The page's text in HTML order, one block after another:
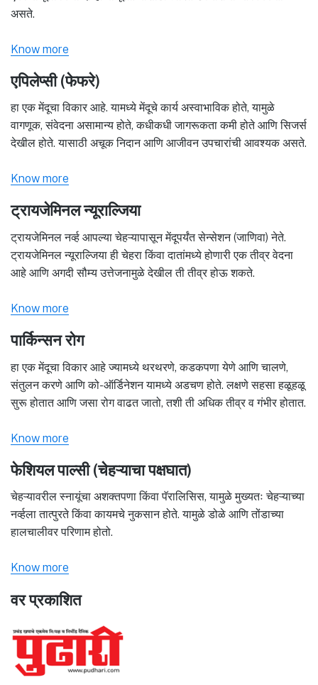
असते.
Know more
एपिलेप्सी (फेफरे)
हा एक मेंदूचा विकार आहे. यामध्ये मेंदूचे कार्य अस्वाभाविक होते, यामुळे
वागणूक, संवेदना असामान्य होते, कधीकधी जागरूकता कमी होते आणि सिजर्स
देखील होते. यासाठी अचूक निदान आणि आजीवन उपचारांची आवश्यक असते.
Know more
ट्रायजेमिनल न्यूराल्जिया
ट्रायजेमिनल नर्व्ह आपल्या चेहऱ्यापासून मेंदूपर्यंत सेन्सेशन (जाणिवा) नेते.
ट्रायजेमिनल न्यूराल्जिया ही चेहरा किंवा दातांमध्ये होणारी एक तीव्र वेदना
आहे आणि अगदी सौम्य उत्तेजनामुळे देखील ती तीव्र होऊ शकते.
Know more
पार्किन्सन रोग
हा एक मेंदूचा विकार आहे ज्यामध्ये थरथरणे, कडकपणा येणे आणि चालणे,
संतुलन करणे आणि को-ऑर्डिनेशन यामध्ये अडचण होते. लक्षणे सहसा हळूहळू
सुरू होतात आणि जसा रोग वाढत जातो, तशी ती अधिक तीव्र व गंभीर होतात.
Know more
फेशियल पाल्सी (चेहऱ्याचा पक्षघात)
चेहऱ्यावरील स्नायूंचा अशक्तपणा किंवा पॅरालिसिस, यामुळे मुख्यतः चेहऱ्याच्या
नर्व्हला तात्पुरते किंवा कायमचे नुकसान होते. यामुळे डोळे आणि तोंडाच्या
हालचालीवर परिणाम होतो.
Know more
वर प्रकाशित